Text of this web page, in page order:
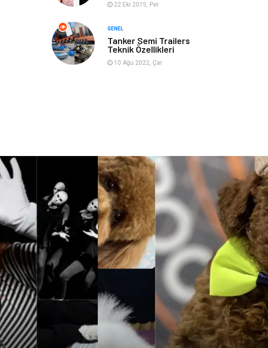
Astroloji
Sigorta Bebek Giyim
22 Eki 2015, Per
GENEL
Tanker Semi Trailers
Teknik Özellikleri
10 Ağu 2022, Çar